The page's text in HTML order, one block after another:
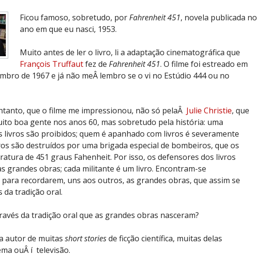
Ficou famoso, sobretudo, porFahrenheit 451, novela publicada no
ano em que eu nasci, 1953.
Muito antes de ler o livro, li a adaptação cinematográfica que
François Truffautfez de Fahrenheit 451. O filme foi estreado em
de 1967 e já não meÂ lembro se o vi no Estúdio 444 ou no
que o filme me impressionou, não só pelaÂ Julie Christie, que
boa gente nos anos 60, mas sobretudo pela história: uma
livros são proibidos; quem é apanhado com livros é severamente
são destruídos por uma brigada especial de bombeiros, que os
de 451 graus Fahenheit. Por isso, os defensores dos livros
grandes obras; cada militante é um livro. Encontram-se
recordarem, uns aos outros, as grandes obras, que assim se
da tradição oral.
da tradição oral que as grandes obras nasceram?
autor de muitas short storiesde ficção científica, muitas delas
ouÂ í televisão.